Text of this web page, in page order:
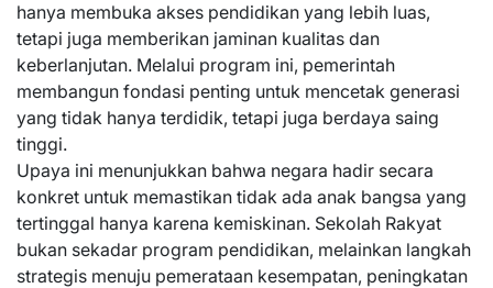
hanya membuka akses pendidikan yang lebih luas,
tetapi juga memberikan jaminan kualitas dan
keberlanjutan. Melalui program ini, pemerintah
membangun fondasi penting untuk mencetak generasi
yang tidak hanya terdidik, tetapi juga berdaya saing
tinggi.
Upaya ini menunjukkan bahwa negara hadir secara
konkret untuk memastikan tidak ada anak bangsa yang
tertinggal hanya karena kemiskinan. Sekolah Rakyat
bukan sekadar program pendidikan, melainkan langkah
strategis menuju pemerataan kesempatan, peningkatan